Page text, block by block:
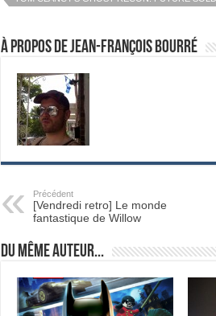
À propos de Jean-François Bourré
Précédent
[Vendredi retro] Le monde
fantastique de Willow
Du même auteur...